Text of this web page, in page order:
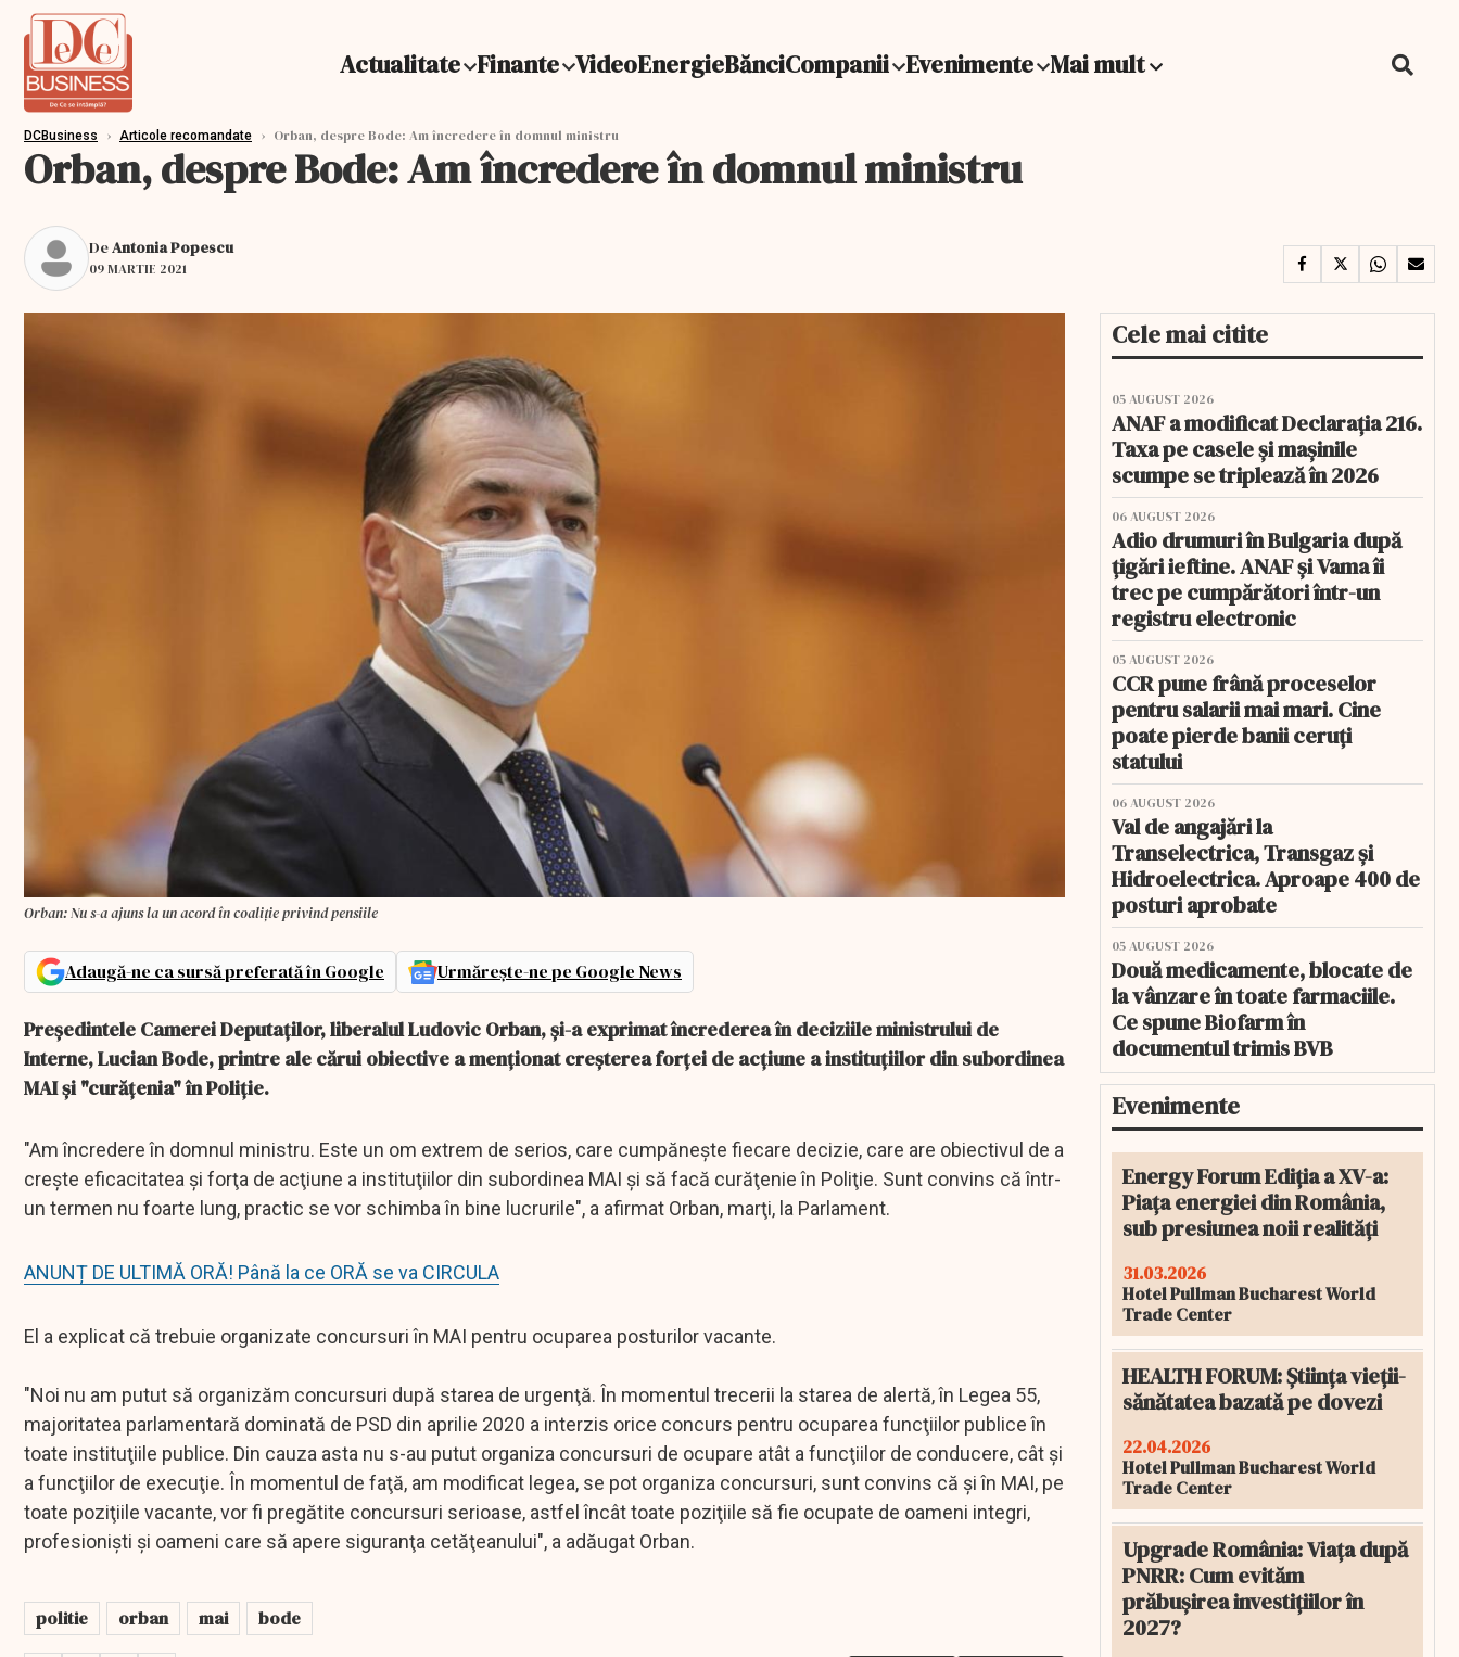
Actualitate Finante VideoEnergieBănciCompanii Evenimente Mai mult
DCBusiness › Articole recomandate › Orban, despre Bode: Am încredere în domnul ministru
Orban, despre Bode: Am încredere în domnul ministru
DeAntonia Popescu
09 MARTIE 2021
Orban: Nu s-a ajuns la un acord în coaliţie privind pensiile
Adaugă-ne ca sursă preferată în Google Urmărește-ne pe Google News
Preşedintele Camerei Deputaţilor, liberalul Ludovic Orban, şi-a exprimat încrederea în deciziile ministrului de
Interne, Lucian Bode, printre ale cărui obiective a menţionat creşterea forţei de acţiune a instituţiilor din subordinea
MAI şi "curăţenia" în Poliţie.
"Am încredere în domnul ministru. Este un om extrem de serios, care cumpăneşte fiecare decizie, care are obiectivul de a
creşte eficacitatea şi forţa de acţiune a instituţiilor din subordinea MAI şi să facă curăţenie în Poliţie. Sunt convins că într-
un termen nu foarte lung, practic se vor schimba în bine lucrurile", a afirmat Orban, marţi, la Parlament.
ANUNȚ DE ULTIMĂ ORĂ! Până la ce ORĂ se va CIRCULA
El a explicat că trebuie organizate concursuri în MAI pentru ocuparea posturilor vacante.
"Noi nu am putut să organizăm concursuri după starea de urgenţă. În momentul trecerii la starea de alertă, în Legea 55,
majoritatea parlamentară dominată de PSD din aprilie 2020 a interzis orice concurs pentru ocuparea funcţiilor publice în
toate instituţiile publice. Din cauza asta nu s-au putut organiza concursuri de ocupare atât a funcţiilor de conducere, cât şi
a funcţiilor de execuţie. În momentul de faţă, am modificat legea, se pot organiza concursuri, sunt convins că şi în MAI, pe
toate poziţiile vacante, vor fi pregătite concursuri serioase, astfel încât toate poziţiile să fie ocupate de oameni integri,
profesionişti şi oameni care să apere siguranţa cetăţeanului", a adăugat Orban.
politie orban mai bode
Cele mai citite
05 AUGUST 2026
ANAF a modificat Declarația 216.
Taxa pe casele și mașinile
scumpe se triplează în 2026
06 AUGUST 2026
Adio drumuri în Bulgaria după
țigări ieftine. ANAF și Vama îi
trec pe cumpărători într-un
registru electronic
05 AUGUST 2026
CCR pune frână proceselor
pentru salarii mai mari. Cine
poate pierde banii ceruți
statului
06 AUGUST 2026
Val de angajări la
Transelectrica, Transgaz și
Hidroelectrica. Aproape 400 de
posturi aprobate
05 AUGUST 2026
Două medicamente, blocate de
la vânzare în toate farmaciile.
Ce spune Biofarm în
documentul trimis BVB
Evenimente
Energy Forum Ediția a XV-a:
Piața energiei din România,
sub presiunea noii realități
31.03.2026
Hotel Pullman Bucharest World
Trade Center
HEALTH FORUM: Știința vieții-
sănătatea bazată pe dovezi
22.04.2026
Hotel Pullman Bucharest World
Trade Center
Upgrade România: Viața după
PNRR: Cum evităm
prăbușirea investițiilor în
2027?